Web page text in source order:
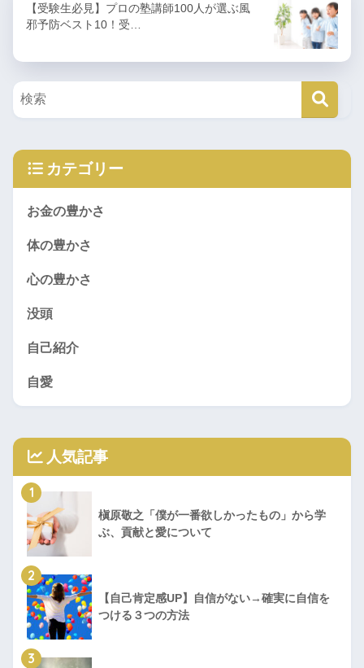
【受験生必見】プロの塾講師100人が選ぶ風
邪予防ベスト10！受…
カテゴリー
お金の豊かさ
体の豊かさ
心の豊かさ
没頭
自己紹介
自愛
人気記事
1
槇原敬之「僕が一番欲しかったもの」から学
ぶ、貢献と愛について
2
【自己肯定感UP】自信がない→確実に自信を
つける３つの方法
3